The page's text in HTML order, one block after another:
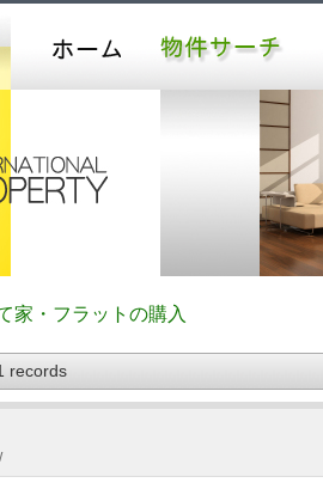
家・フラットの購入
records